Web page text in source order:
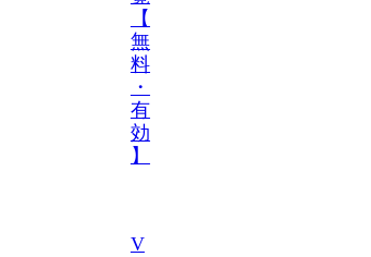
【
無
料
・
有
効
】
V